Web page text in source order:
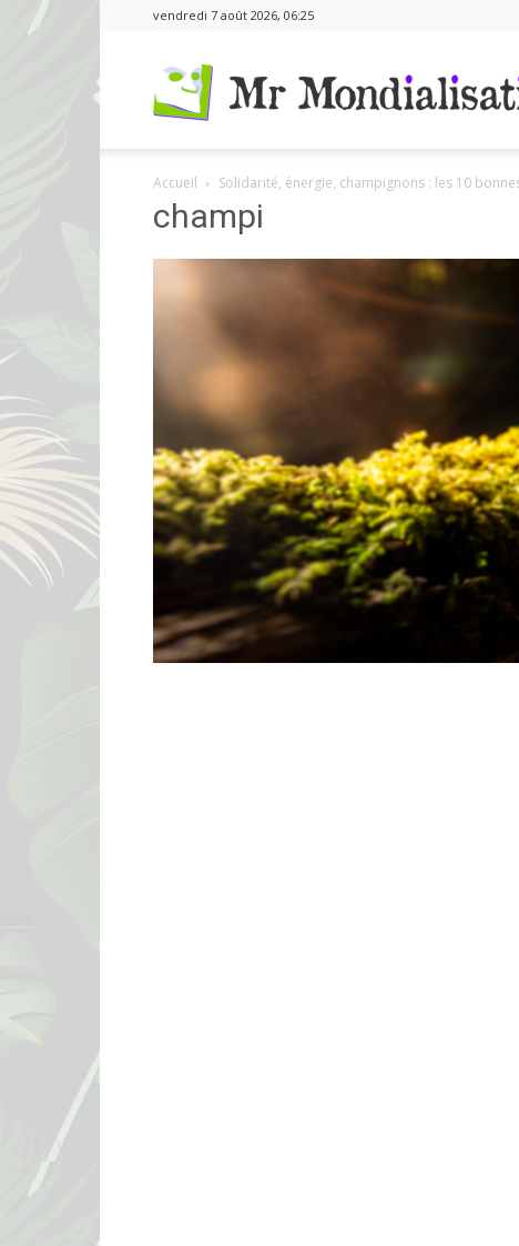
vendredi 7 août 2026, 06:25
Accueil Solidarité, énergie, champignons : les 10
champi